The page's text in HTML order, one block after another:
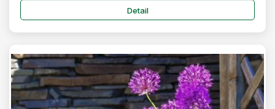
Detail